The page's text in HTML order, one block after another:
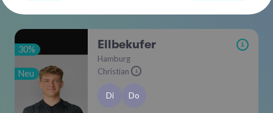
30%
Neu
Eilbekufer i
Hamburg
Christian
i
Di Do